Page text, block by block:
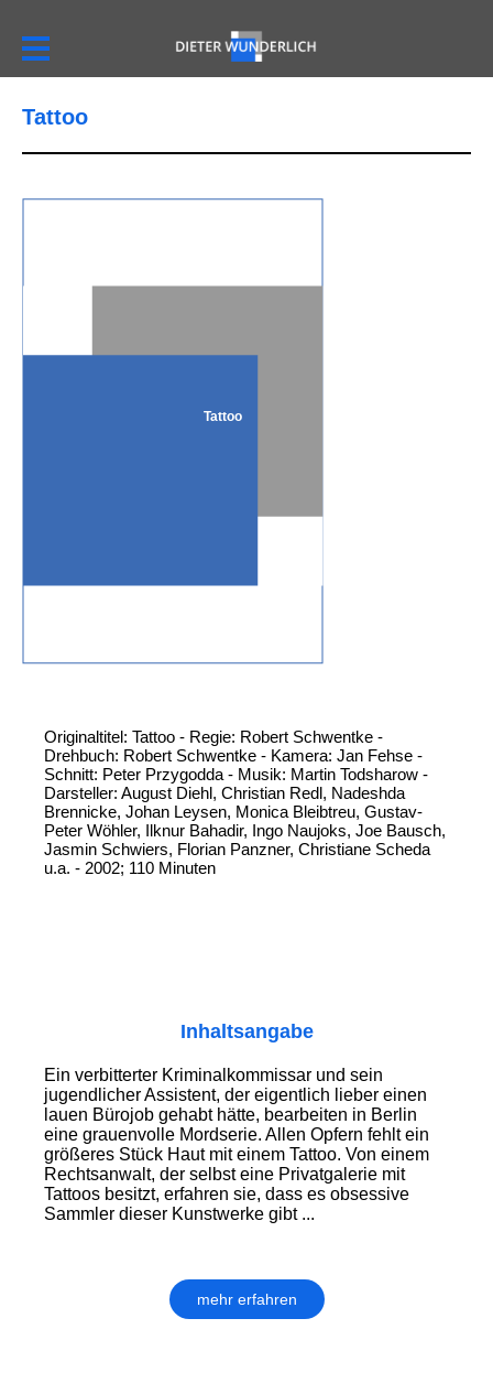
Tattoo
Tattoo
Originaltitel: Tattoo - Regie: Robert Schwentke -
Drehbuch: Robert Schwentke - Kamera: Jan Fehse -
Schnitt: Peter Przygodda - Musik: Martin Todsharow -
Darsteller: August Diehl, Christian Redl, Nadeshda
Brennicke, Johan Leysen, Monica Bleibtreu, Gustav-
Peter Wöhler, Ilknur Bahadir, Ingo Naujoks, Joe Bausch,
Jasmin Schwiers, Florian Panzner, Christiane Scheda
u.a. - 2002; 110 Minuten
Inhaltsangabe
Ein verbitterter Kriminalkommissar und sein
jugendlicher Assistent, der eigentlich lieber einen
lauen Bürojob gehabt hätte, bearbeiten in Berlin
eine grauenvolle Mordserie. Allen Opfern fehlt ein
größeres Stück Haut mit einem Tattoo. Von einem
Rechtsanwalt, der selbst eine Privatgalerie mit
Tattoos besitzt, erfahren sie, dass es obsessive
Sammler dieser Kunstwerke gibt ...
mehr erfahren